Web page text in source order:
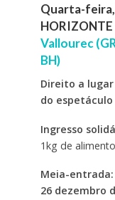
Quarta-
HORIZONTE
Vallourec
BH)
Direito a
do espetáculo
Ingresso
1kg de
Meia-entrada:
26 dezembro